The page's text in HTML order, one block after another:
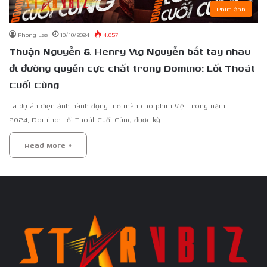
Phim ảnh
Phong Lee 10/10/2024 4.057
Thuận Nguyễn & Henry Vig Nguyễn bắt tay nhau
đi đường quyền cực chất trong Domino: Lối Thoát
Cuối Cùng
Là dự án điện ảnh hành động mở màn cho phim Việt trong năm
2024, Domino: Lối Thoát Cuối Cùng được kỳ…
Read More »